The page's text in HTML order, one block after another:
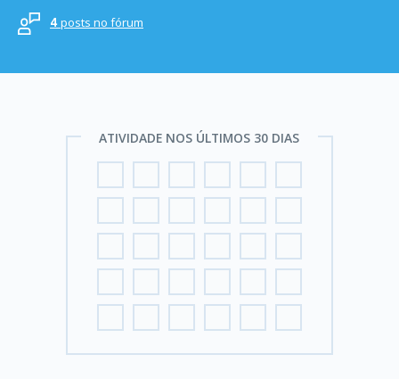
4posts no fórum
ATIVIDADE NOS ÚLTIMOS 30 DIAS